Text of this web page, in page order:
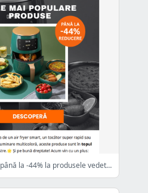
🔥 Reduceri de până la -44% la produsele vedetă!